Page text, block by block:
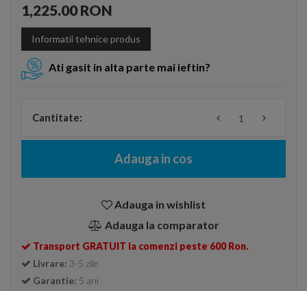
1,225.00 RON
Informatii tehnice produs
Ati gasit in alta parte mai ieftin?
Cantitate:
Adauga in cos
Adauga in wishlist
Adauga la comparator
Transport GRATUIT la comenzi peste 600 Ron.
Livrare: 3-5 zile
Garantie: 5 ani